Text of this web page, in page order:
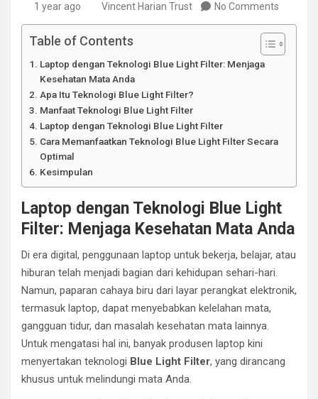
1 year ago Vincent Harian Trust No Comments
Table of Contents
Laptop dengan Teknologi Blue Light Filter: Menjaga
Kesehatan Mata Anda
Apa Itu Teknologi Blue Light Filter?
Manfaat Teknologi Blue Light Filter
Laptop dengan Teknologi Blue Light Filter
Cara Memanfaatkan Teknologi Blue Light Filter Secara
Optimal
Kesimpulan
Laptop dengan Teknologi Blue Light
Filter: Menjaga Kesehatan Mata Anda
Di era digital, penggunaan laptop untuk bekerja, belajar, atau
hiburan telah menjadi bagian dari kehidupan sehari-hari.
Namun, paparan cahaya biru dari layar perangkat elektronik,
termasuk laptop, dapat menyebabkan kelelahan mata,
gangguan tidur, dan masalah kesehatan mata lainnya.
Untuk mengatasi hal ini, banyak produsen laptop kini
menyertakan teknologi Blue Light Filter, yang dirancang
khusus untuk melindungi mata Anda.